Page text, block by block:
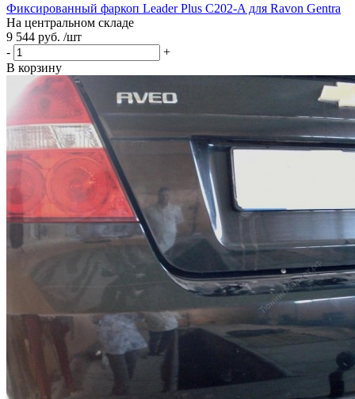
Фиксированный фаркоп Leader Plus C202-A для Ravon Gentra
На центральном складе
9 544 руб. /шт
-
+
В корзину